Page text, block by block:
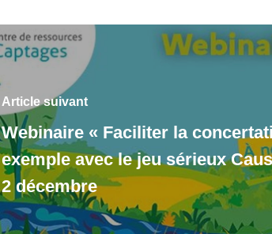
Article suivant
Webinaire « Faciliter la
exemple avec le jeu sérieux
2 décembre